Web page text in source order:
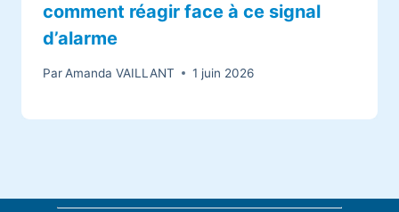
comment réagir face à ce signal
d’alarme
Par Amanda VAILLANT 1 juin 2026